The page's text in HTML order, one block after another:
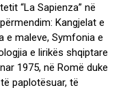
“La Sapienza” në
Kangjelat e
e maleve, Symfonia e
e lirikës shqiptare
1975, në Romë duke
paplotësuar, të